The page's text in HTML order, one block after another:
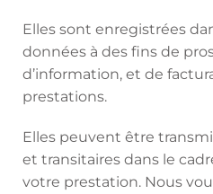
Elles sont enregistrées
données à des fins de
d’information, et de
prestations.
Elles peuvent être
et transitaires dans le
votre prestation. Nous